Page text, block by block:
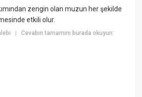
zengin olan muzun her şekilde
etkili olur.
|Cevabın tamamını burada okuyun: